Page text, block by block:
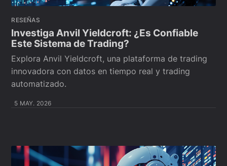
RESEÑAS
Investiga Anvil Yieldcroft: ¿Es Confiable
Este Sistema de Trading?
Explora Anvil Yieldcroft, una plataforma de trading
innovadora con datos en tiempo real y trading
automatizado.
5 MAY. 2026